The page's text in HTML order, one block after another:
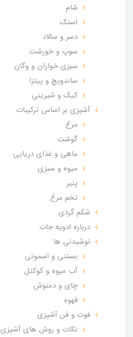
شام
اسنک
دسر و سالاد
سوپ و خورشت
سبزی خواران و وگان
ساندویچ و پیتزا
کیک و شیرینی
آشپزی بر اساس ترکیبات
مرغ
گوشت
ماهی و غذای دریایی
میوه و سبزی
پنیر
تخم مرغ
شکم گردی
درباره ادویه جات
نوشیدنی ها
بستنی و اسموتی
آب میوه و کوکتل
چای و دمنوش
قهوه
فوت و فن آشپزی
نکات و روش های آشپزی